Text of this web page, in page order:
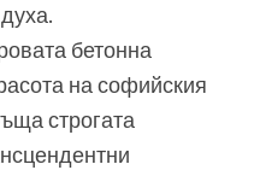
бетонна
на софийския
строгата